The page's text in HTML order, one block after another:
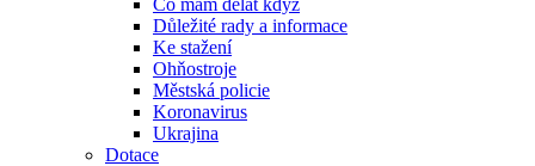
Co mám dělat když
Důležité rady a informace
Ke stažení
Ohňostroje
Městská policie
Koronavirus
Ukrajina
Dotace